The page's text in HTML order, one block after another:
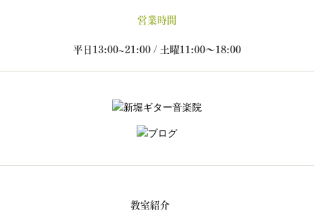
営業時間
平日13:00~21:00 / 土曜11:00～18:00
教室紹介